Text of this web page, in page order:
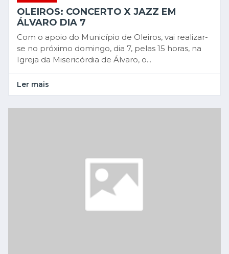
OLEIROS: CONCERTO X JAZZ EM
ÁLVARO DIA 7
Com o apoio do Município de Oleiros, vai realizar-
se no próximo domingo, dia 7, pelas 15 horas, na
Igreja da Misericórdia de Álvaro, o...
Ler mais